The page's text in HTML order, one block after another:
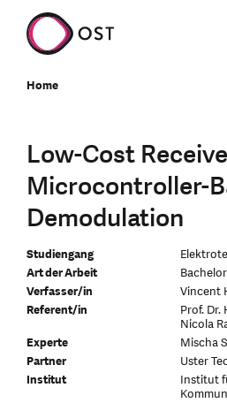
Home
Low-Cost
Microcontroller-
Demodulation
Studiengang
Art der Arbeit
Verfasser/in
Vincent
Referent/in
Prof. Dr.
Nicola
Experte
Mischa
Partner
Uster
Institut
Institut